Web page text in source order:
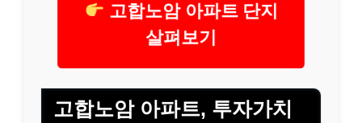
고합노암 아파트 단지
살펴보기
고합노암 아파트, 투자가치